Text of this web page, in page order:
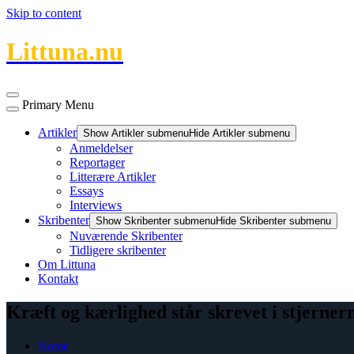
Skip to content
Littuna.nu
Primary Menu
Artikler Show Artikler submenuHide Artikler submenu
Anmeldelser
Reportager
Litterære Artikler
Essays
Interviews
Skribenter Show Skribenter submenuHide Skribenter submenu
Nuværende Skribenter
Tidligere skribenter
Om Littuna
Kontakt
Kræft og kærlighed står skrevet i
Home